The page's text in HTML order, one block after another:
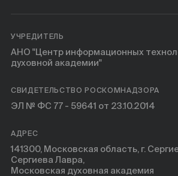
УЧРЕДИТЕЛЬ
АНО "Центр информационных
духовной академии"
СВИДЕТЕЛЬСТВО РОСКОМНАДЗОРА
ЭЛ № ФС 77 - 59641 от 23.10.2014
АДРЕС
141300, Московская область, г.
Сергиева Лавра,
Московская духовная академия